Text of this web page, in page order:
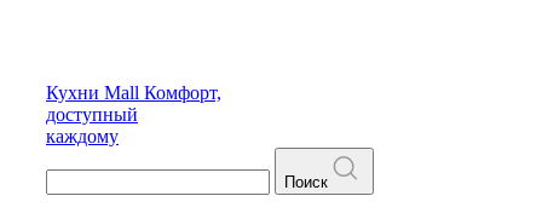
Кухни Mall Комфорт,
доступный
каждому
Поиск